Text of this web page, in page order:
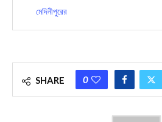
মেদিনীপুরের
SHARE 0